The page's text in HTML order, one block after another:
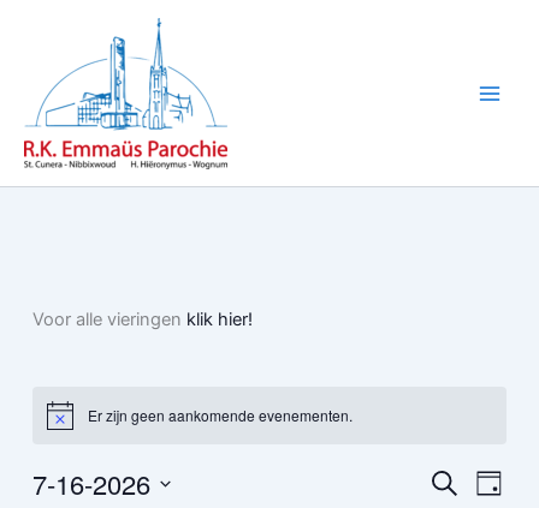
inhoud
Voor alle vieringen klik hier!
BerichtEr zijn geen aankomende evenementen.
Evenementen
Zoeken
Dag
7-16-2026